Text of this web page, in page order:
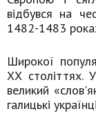
відбувся на
1482-1483
Широкої
ХХ століттях.
великий
галицькі